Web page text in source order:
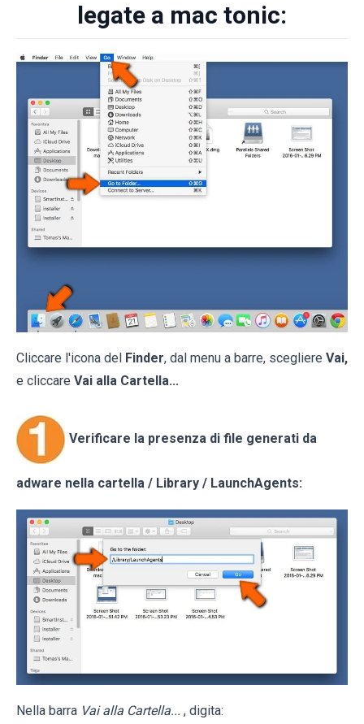
legate a mac tonic:
Cliccare l'icona del Finder, dal menu a barre, scegliere Vai,
e cliccare Vai alla Cartella...
Verificare la presenza di file generati da
adware nella cartella / Library / LaunchAgents:
Nella barra Vai alla Cartella... , digita: